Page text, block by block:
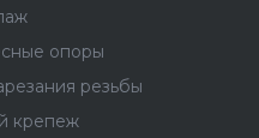
опоры
резьбы
крепеж